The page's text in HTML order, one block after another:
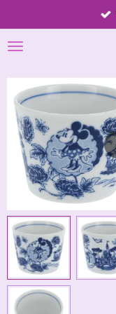
direct
naar
hoofdinhoud